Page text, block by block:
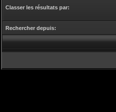
Classer les résultats par:
Rechercher depuis: